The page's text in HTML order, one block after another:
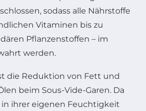
sodass alle Nährstoffe
Vitaminen bis zu
Pflanzenstoffen – im
werden.
die Reduktion von Fett und
beim Sous-Vide-Garen. Da
ihrer eigenen Feuchtigkeit